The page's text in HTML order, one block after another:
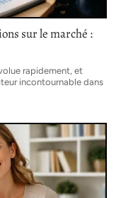
sur le marché :
rapidement, et
incontournable dans